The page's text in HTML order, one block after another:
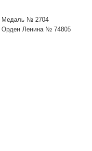
Медаль № 2704
Орден Ленина № 74805